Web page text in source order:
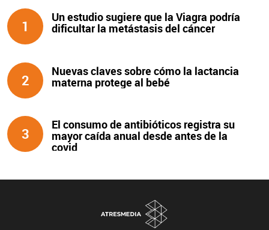
1
Un estudio sugiere que la Viagra podría
dificultar la metástasis del cáncer
2
Nuevas claves sobre cómo la lactancia
materna protege al bebé
3
El consumo de antibióticos registra su
mayor caída anual desde antes de la
covid